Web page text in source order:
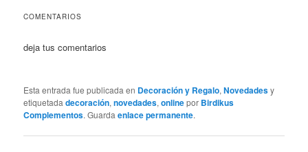
COMENTARIOS
deja tus comentarios
Esta entrada fue publicada en Decoración y Regalo,Novedadesy
etiquetadadecoración,novedades,onlinepor Birdikus
Complementos. Guardaenlace permanente.